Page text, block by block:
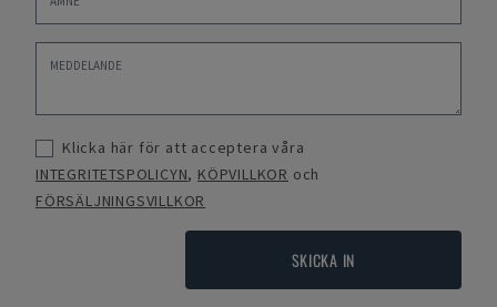
Klicka här för att acceptera våra
INTEGRITETSPOLICYN, KÖPVILLKOR och
FÖRSÄLJNINGSVILLKOR
SKICKA IN